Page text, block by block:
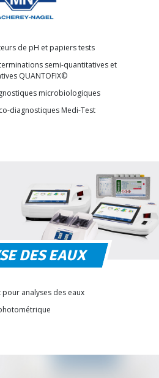
de pH et papiers tests
semi-quantitatives et
QUANTOFIX©
microbiologiques
diagnostiques Medi-Test
DES EAUX
pour analyses des eaux